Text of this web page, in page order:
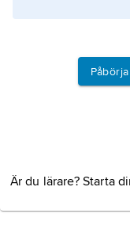
ljudvärden.
Är du lärare? Starta